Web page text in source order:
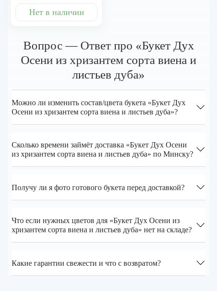
Нет в наличии
Вопрос — Ответ про «Букет Дух
Осени из хризантем сорта виена и
листьев дуба»
Можно ли изменить состав/цвета букета «Букет Дух
Осени из хризантем сорта виена и листьев дуба»?
Сколько времени займёт доставка «Букет Дух Осени
из хризантем сорта виена и листьев дуба» по Минску?
Получу ли я фото готового букета перед доставкой?
Что если нужных цветов для «Букет Дух Осени из
хризантем сорта виена и листьев дуба» нет на складе?
Какие гарантии свежести и что с возвратом?